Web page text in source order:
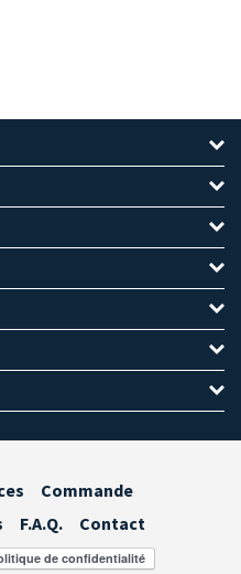
Commande
F.A.Q.
Contact